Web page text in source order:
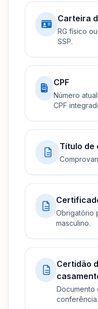
Carteira
RG físico
SSP.
CPF
Número
CPF
Título de
Obrigatório
masculino.
Certidão
Documento
conferência.